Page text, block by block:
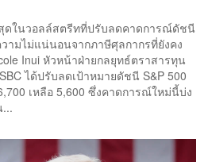
ดในวอลล์สตรีทที่ปรับลดคาดการณ์ดัชนี
ามไม่แน่นอนจากภาษีศุลกากรที่ยังคง
Inui หัวหน้าฝ่ายกลยุทธ์ตราสารทุน
ได้ปรับลดเป้าหมายดัชนี S&P 500
เหลือ 5,600 ซึ่งคาดการณ์ใหม่นี้บ่ง